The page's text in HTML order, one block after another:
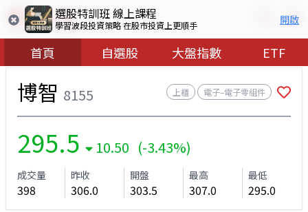
選股特訓班 線上課程
學習波段投資策略 在股市投資上更順手 開啟
首頁 自選股 大盤指數 ETF
博智 8155 上櫃 電子–電子零組件
295.5 10.50 (-3.43%)
成交量
398
昨收
306.0
開盤
303.5
最高
307.0
最低
295.0